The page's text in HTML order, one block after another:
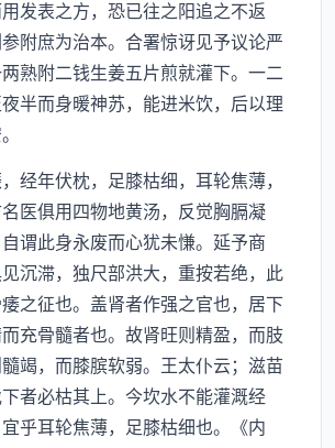
发表之方，恐已往之阳追之不返
附庶为治本。合署惊讶见予议论严
熟附二钱生姜五片煎就灌下。一二
半而身暖神苏，能进米饮，后以理
年伏枕，足膝枯细，耳轮焦薄，
医俱用四物地黄汤，反觉胸膈凝
谓此身永废而心犹未慊。延予商
沉滞，独尺部洪大，重按若绝，此
之征也。盖肾者作强之官也，居下
充骨髓者也。故肾旺则精盈，而肢
竭，而膝膑软弱。王太仆云；滋苗
者必枯其上。今坎水不能灌溉经
乎耳轮焦薄，足膝枯细也。《内